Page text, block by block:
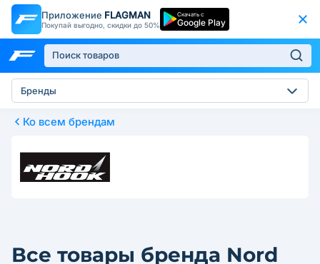
Приложение FLAGMAN
Покупай выгодно, скидки до 50%
Скачать с
Google Play
Бренды
Ко всем брендам
Все товары бренда Nord